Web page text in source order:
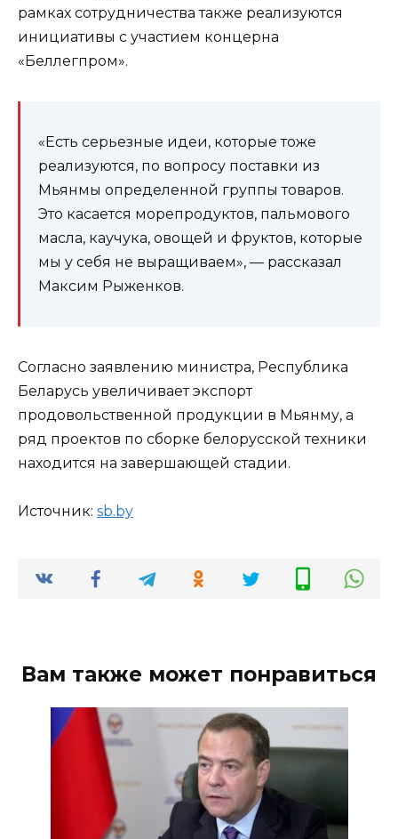
рамках сотрудничества также реализуются
инициативы с участием концерна
«Беллегпром».
«Есть серьезные идеи, которые тоже
реализуются, по вопросу поставки из
Мьянмы определенной группы товаров.
Это касается морепродуктов, пальмового
масла, каучука, овощей и фруктов, которые
мы у себя не выращиваем», — рассказал
Максим Рыженков.
Согласно заявлению министра, Республика
Беларусь увеличивает экспорт
продовольственной продукции в Мьянму, а
ряд проектов по сборке белорусской техники
находится на завершающей стадии.
Источник: sb.by
Вам также может понравиться